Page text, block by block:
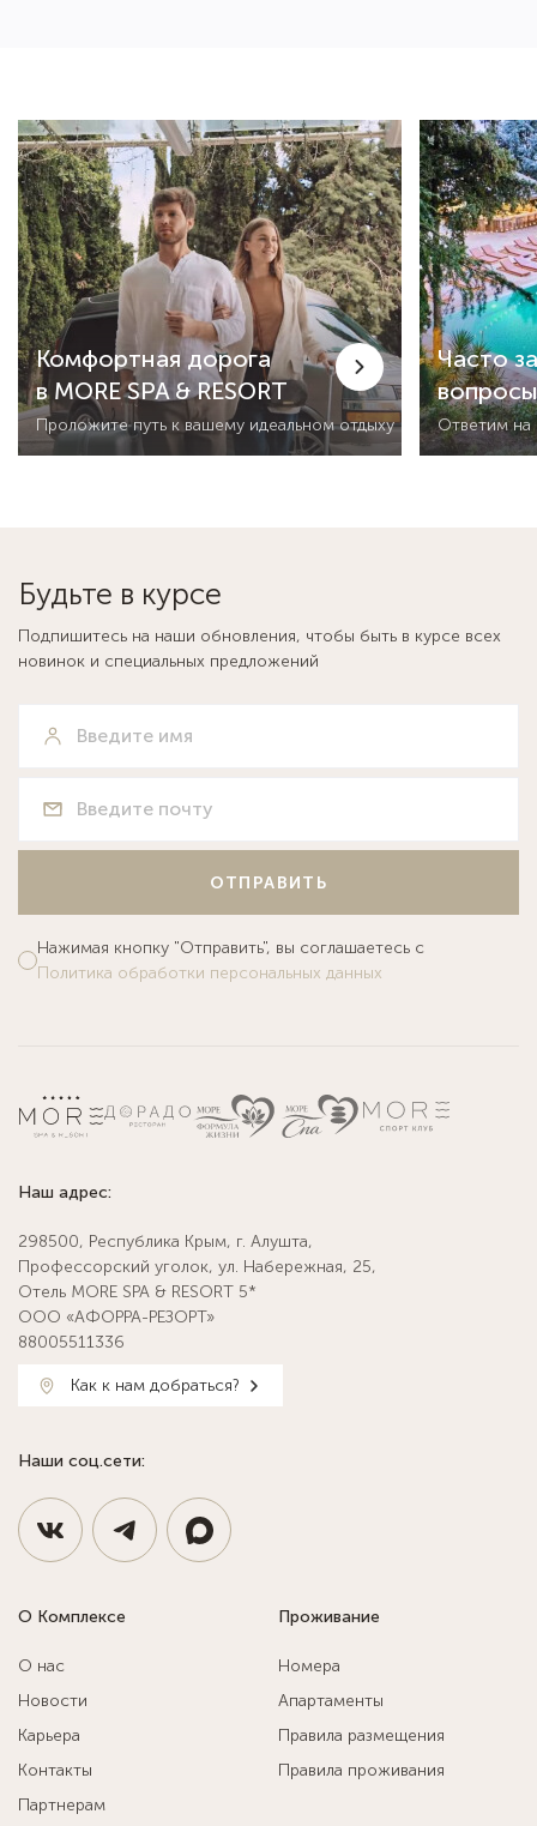
Комфортная дорога
в MORE SPA & RESORT
Проложите путь к вашему идеальном отдыху
Часто
вопросы
Ответим на
Будьте в курсе
Подпишитесь на наши обновления, чтобы быть в курсе всех
новинок и специальных предложений
ОТПРАВИТЬ
Нажимая кнопку "Отправить", вы соглашаетесь с
Политика обработки персональных данных
Наш адрес:
298500, Республика Крым, г. Алушта,
Профессорский уголок, ул. Набережная, 25,
Отель MORE SPA & RESORT 5*
ООО «АФОРРА-РЕЗОРТ»
88005511336
Как к нам добраться?
Наши соц.сети:
О Комплексе
О нас
Новости
Карьера
Контакты
Партнерам
Проживание
Номера
Апартаменты
Правила размещения
Правила проживания